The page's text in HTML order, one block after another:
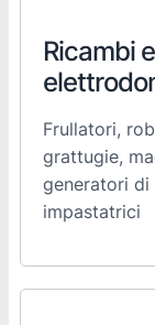
Ricambi
Frullatori,
grattugie,
generatori di
impastatrici